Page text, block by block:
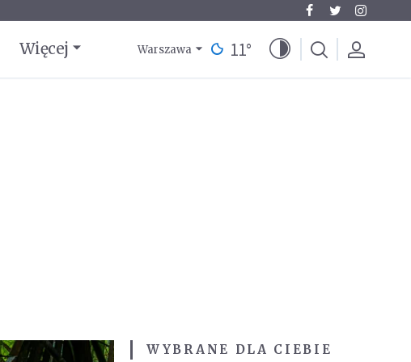
Więcej Warszawa 11°
WYBRANE DLA CIEBIE